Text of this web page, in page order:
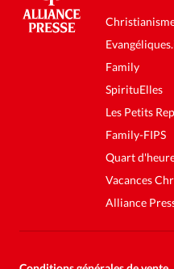
Family
SpirituElles
Les Petits
Family-FIPS
Quart
Vacances
Alliance